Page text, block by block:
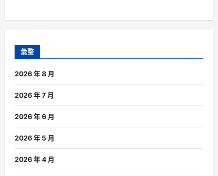
彙整
2026 年 8 月
2026 年 7 月
2026 年 6 月
2026 年 5 月
2026 年 4 月